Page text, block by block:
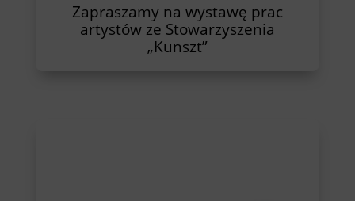
Zapraszamy na wystawę prac
artystów ze Stowarzyszenia
„Kunszt”